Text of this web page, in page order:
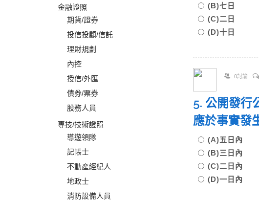
金融證照
期貨/證券
投信投顧/信託
理財規劃
內控
授信/外匯
債券/票券
股務人員
專技/技術證照
導遊領隊
記帳士
不動產經紀人
地政士
消防設備人員
(B)七日
(C)二日
(D)十日
0討論
5. 公開發行
應於事實發
(A)五日內
(B)三日內
(C)二日內
(D)一日內